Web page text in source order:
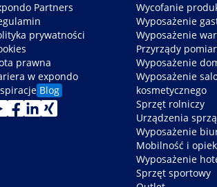
Partners
prywatności
prawna
w expondo
Blog
Wycofanie
Wyposażenie
Wyposażenie
Przyrządy
Wyposażenie
Wyposażenie
kosmetycznego
Sprzęt rolniczy
Urządzenia
Wyposażenie
Mobilność i
Wyposażenie
Sprzęt sportowy